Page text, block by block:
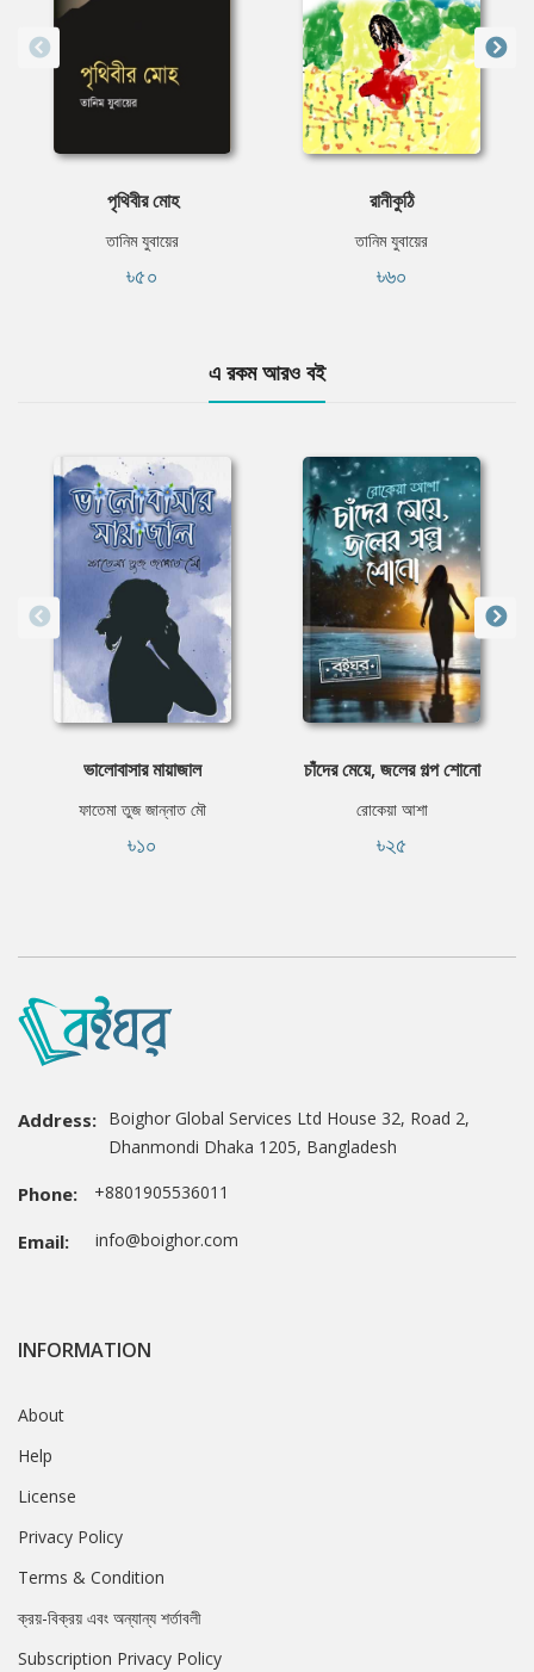
পৃথিবীর মোহ
তানিম যুবায়ের
৳৫০
রানীকুঠি
তানিম যুবায়ের
৳৬০
এ রকম আরও বই
ভালোবাসার মায়াজাল
ফাতেমা তুজ জান্নাত মৌ
৳১০
চাঁদের মেয়ে, জলের গল্প শোনো
রোকেয়া আশা
৳২৫
Address: Boighor Global Services Ltd House 32, Road 2,
Dhanmondi Dhaka 1205, Bangladesh
Phone: +8801905536011
Email: info@boighor.com
INFORMATION
About
Help
License
Privacy Policy
Terms & Condition
ক্রয়-বিক্রয় এবং অন্যান্য শর্তাবলী
Subscription Privacy Policy